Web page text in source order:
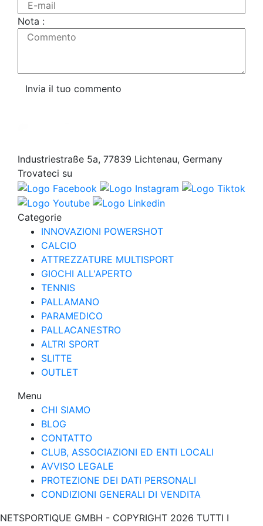
E-mail
Nota :
Commento
Invia il tuo commento
Industriestraße 5a, 77839 Lichtenau, Germany
Trovateci su
Categorie
INNOVAZIONI POWERSHOT
CALCIO
ATTREZZATURE MULTISPORT
GIOCHI ALL'APERTO
TENNIS
PALLAMANO
PARAMEDICO
PALLACANESTRO
ALTRI SPORT
SLITTE
OUTLET
Menu
CHI SIAMO
BLOG
CONTATTO
CLUB, ASSOCIAZIONI ED ENTI LOCALI
AVVISO LEGALE
PROTEZIONE DEI DATI PERSONALI
CONDIZIONI GENERALI DI VENDITA
NETSPORTIQUE GMBH - COPYRIGHT 2026 TUTTI I